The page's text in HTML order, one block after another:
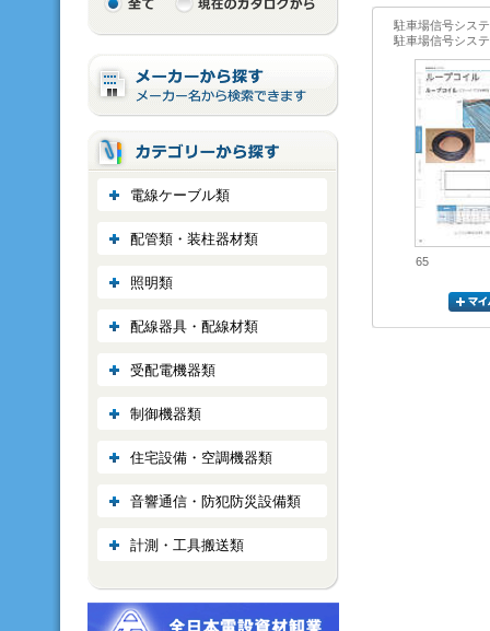
駐車場信号シス
駐車場信号シス
65
電線ケーブル類
配管類・装柱器材類
照明類
配線器具・配線材類
受配電機器類
制御機器類
住宅設備・空調機器類
音響通信・防犯防災設備類
計測・工具搬送類